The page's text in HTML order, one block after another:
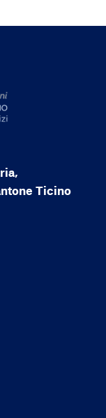
Ticino